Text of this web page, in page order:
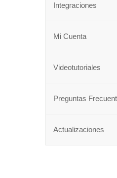
Integraciones
Mi Cuenta
Videotutoriales
Preguntas
Actualizaciones